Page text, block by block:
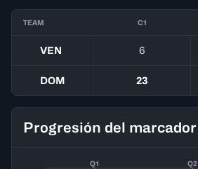
TEAM C1
VEN 6
DOM 23
Progresión del marcador
Q1 Q2